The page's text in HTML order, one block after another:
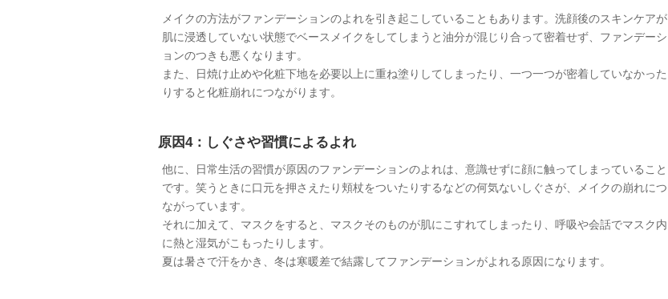
メイクの方法がファンデーションのよれを引き起こしていることもあります。洗顔後のスキンケアが
肌に浸透していない状態でベースメイクをしてしまうと油分が混じり合って密着せず、ファンデーシ
ョンのつきも悪くなります。
また、日焼け止めや化粧下地を必要以上に重ね塗りしてしまったり、一つ一つが密着していなかった
りすると化粧崩れにつながります。
原因4：しぐさや習慣によるよれ
他に、日常生活の習慣が原因のファンデーションのよれは、意識せずに顔に触ってしまっていること
です。笑うときに口元を押さえたり頬杖をついたりするなどの何気ないしぐさが、メイクの崩れにつ
ながっています。
それに加えて、マスクをすると、マスクそのものが肌にこすれてしまったり、呼吸や会話でマスク内
に熱と湿気がこもったりします。
夏は暑さで汗をかき、冬は寒暖差で結露してファンデーションがよれる原因になります。